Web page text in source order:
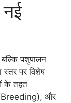
नई
बल्कि पशुपालन
स्तर पर विशेष
के तहत
और